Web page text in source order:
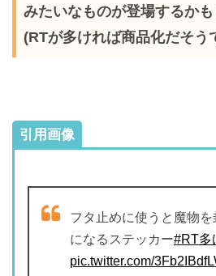
みたいなものが登場するかも
(RTが多ければ商品化だそう
引用画像
フタ止めに使うと魔物
になるステッカー#RT多
pic.twitter.com/